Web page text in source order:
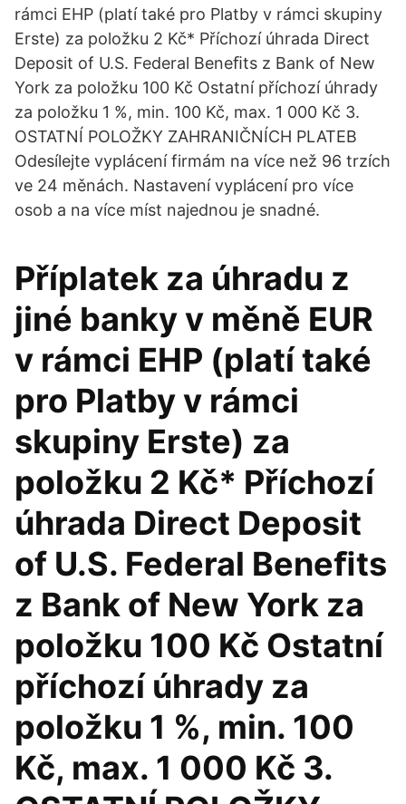
rámci EHP (platí také pro Platby v rámci skupiny
Erste) za položku 2 Kč* Příchozí úhrada Direct
Deposit of U.S. Federal Beneﬁts z Bank of New
York za položku 100 Kč Ostatní příchozí úhrady
za položku 1 %, min. 100 Kč, max. 1 000 Kč 3.
OSTATNÍ POLOŽKY ZAHRANIČNÍCH PLATEB
Odesílejte vyplácení firmám na více než 96 trzích
ve 24 měnách. Nastavení vyplácení pro více
osob a na více míst najednou je snadné.
Příplatek za úhradu z
jiné banky v měně EUR
v rámci EHP (platí také
pro Platby v rámci
skupiny Erste) za
položku 2 Kč* Příchozí
úhrada Direct Deposit
of U.S. Federal Beneﬁts
z Bank of New York za
položku 100 Kč Ostatní
příchozí úhrady za
položku 1 %, min. 100
Kč, max. 1 000 Kč 3.